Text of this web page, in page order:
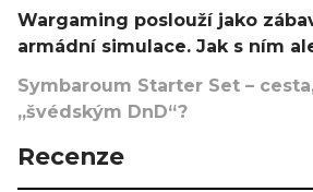
Wargaming poslouží jako
armádní simulace. Jak s ním
Symbaroum Starter Set –
„švédským DnD“?
Recenze